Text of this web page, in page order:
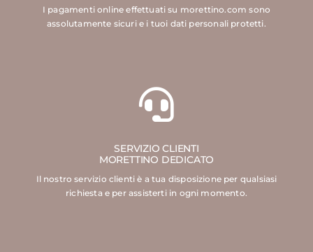
I pagamenti online effettuati su morettino.com sono
assolutamente sicuri e i tuoi dati personali protetti.
SERVIZIO CLIENTI
MORETTINO DEDICATO
Il nostro servizio clienti è a tua disposizione per qualsiasi
richiesta e per assisterti in ogni momento.